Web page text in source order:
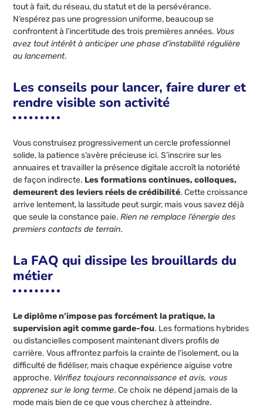
tout à fait, du réseau, du statut et de la persévérance.
N’espérez pas une progression uniforme, beaucoup se
confrontent à l’incertitude des trois premières années. Vous
avez tout intérêt à anticiper une phase d’instabilité régulière
au lancement.
Les conseils pour lancer, faire durer et
rendre visible son activité
Vous construisez progressivement un cercle professionnel
solide, la patience s’avère précieuse ici. S’inscrire sur les
annuaires et travailler la présence digitale accroît la notoriété
de façon indirecte. Les formations continues, colloques,
demeurent des leviers réels de crédibilité. Cette croissance
arrive lentement, la lassitude peut surgir, mais vous savez déjà
que seule la constance paie.Rien ne remplace l’énergie des
premiers contacts de terrain.
La FAQ qui dissipe les brouillards du
métier
Le diplôme n’impose pas forcément la pratique, la
supervision agit comme garde-fou. Les formations hybrides
ou distancielles composent maintenant divers profils de
carrière. Vous affrontez parfois la crainte de l’isolement, ou la
difficulté de fidéliser, mais chaque expérience aiguise votre
approche. Vérifiez toujours reconnaissance et avis, vous
apprenez sur le long terme. Ce choix ne dépend jamais de la
mode mais bien de ce que vous cherchez à atteindre.